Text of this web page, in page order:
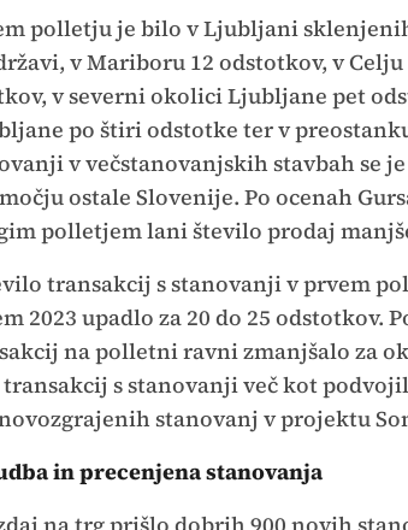
polletju je bilo v Ljubljani
v Mariboru 12 odstotkov, v
v severni okolici Ljubljane pet
po štiri odstotke ter v
v večstanovanjskih stavbah se
ostale Slovenije. Po ocenah
polletjem lani število prodaj
transakcij s stanovanji v prvem
2023 upadlo za 20 do 25 odstotkov.
na polletni ravni zmanjšalo za
s stanovanji več kot
stanovanj v projektu
in precenjena stanovanja